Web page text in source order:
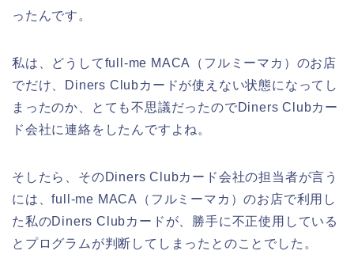
ったんです。
私は、どうしてfull-me MACA（フルミーマカ）のお店
でだけ、Diners Clubカードが使えない状態になってし
まったのか、とても不思議だったのでDiners Clubカー
ド会社に連絡をしたんですよね。
そしたら、そのDiners Clubカード会社の担当者が言う
には、full-me MACA（フルミーマカ）のお店で利用し
た私のDiners Clubカードが、勝手に不正使用している
とプログラムが判断してしまったとのことでした。